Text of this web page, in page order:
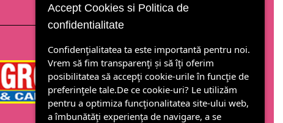
Accept Cookies si Politica de
confidentialitate
Confidenţialitatea ta este importantă pentru noi.
Vrem să fim transparenţi și să îţi oferim
posibilitatea să accepţi cookie-urile în funcţie de
preferinţele tale.De ce cookie-uri? Le utilizăm
pentru a optimiza funcţionalitatea site-ului web,
a îmbunătăţi experienţa de navigare, a se